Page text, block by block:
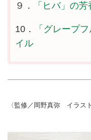
９． 「ヒバ」の芳
10．
「グレープ
イル
〈監修／岡野真弥 イラス